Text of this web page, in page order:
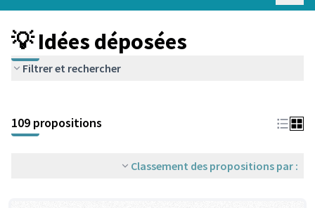
💡 Idées déposées
Filtrer et rechercher
+
−
109 propositions
Classement des propositions par :